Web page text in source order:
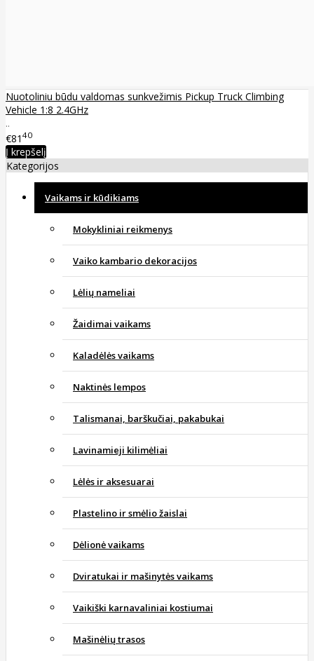
Nuotoliniu būdu valdomas sunkvežimis Pickup Truck Climbing
Vehicle 1:8 2.4GHz
..
€81 40
Į krepšelį
Kategorijos
Vaikams ir kūdikiams
Mokykliniai reikmenys
Vaiko kambario dekoracijos
Lėlių nameliai
Žaidimai vaikams
Kaladėlės vaikams
Naktinės lempos
Talismanai, barškučiai, pakabukai
Lavinamieji kilimėliai
Lėlės ir aksesuarai
Plastelino ir smėlio žaislai
Dėlionė vaikams
Dviratukai ir mašinytės vaikams
Vaikiški karnavaliniai kostiumai
Mašinėlių trasos